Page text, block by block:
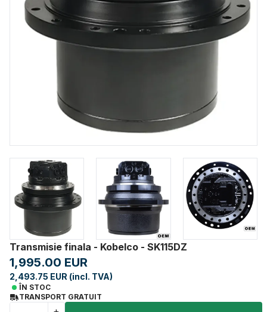
Transmisie finala - Kobelco - SK115DZ
1,995.00 EUR
2,493.75 EUR (incl. TVA)
ÎN STOC
TRANSPORT GRATUIT